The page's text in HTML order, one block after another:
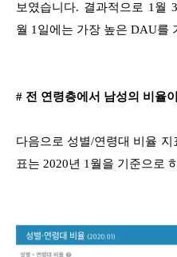
보였습니다. 결과적으로 1월
월 1일에는 가장 높은 DAU를
# 전 연령층에서 남성의 비율
다음으로 성별/연령대 비율 지
표는 2020년 1월을 기준으로